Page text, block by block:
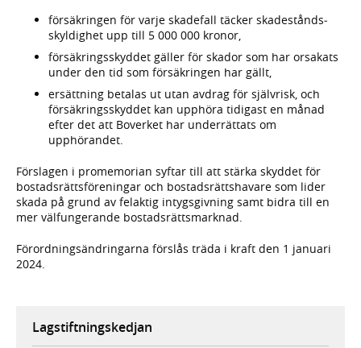
försäkringen för varje skadefall täcker skade­stånds­
skyldighet upp till 5 000 000 kronor,
försäkringsskyddet gäller för skador som har orsakats
under den tid som försäkringen har gällt,
ersättning betalas ut utan avdrag för självrisk, och
försäkrings­skyddet kan upphöra tidigast en månad
efter det att Boverket har underrättats om
upphörandet.
Förslagen i promemorian syftar till att stärka skyddet för
bostads­rätts­föreningar och bostads­rätts­havare som lider
skada på grund av felaktig intygs­givning samt bidra till en
mer väl­fungerande bostads­rätts­marknad.
Förordningsändringarna förslås träda i kraft den 1 januari
2024.
Lagstiftningskedjan